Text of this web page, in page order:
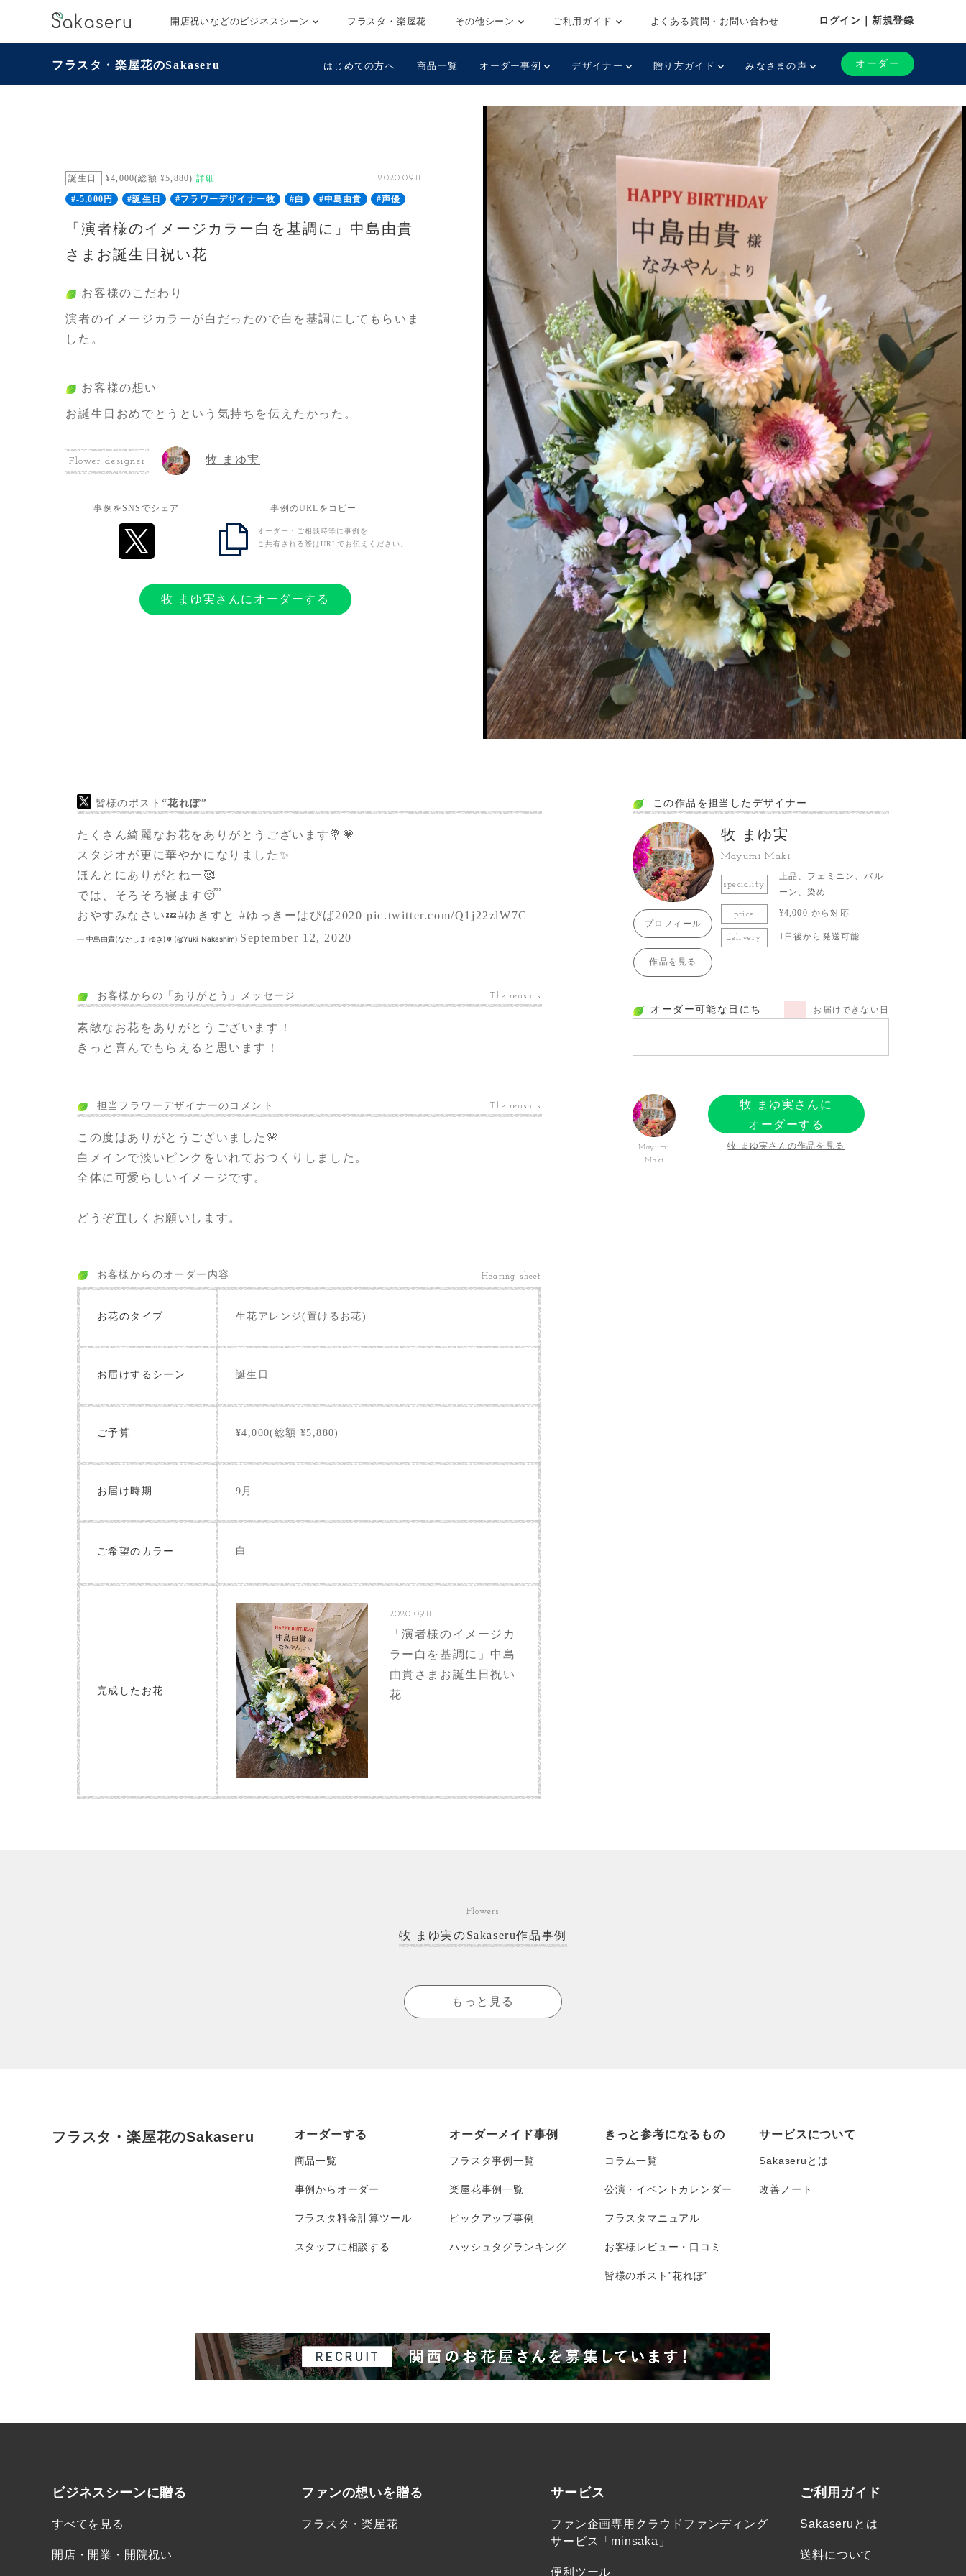
開店祝いなどのビジネスシーン フラスタ・楽屋花 その他シーン ご利用ガイド よくある質問・お問い合わせ ログイン｜新規登録
フラスタ・楽屋花のSakaseru はじめての方へ 商品一覧 オーダー事例 デザイナー 贈り方ガイド みなさまの声 オーダー
誕生日 ¥4,000(総額 ¥5,880) 詳細 2020.09.11
#-5,000円 #誕生日 #フラワーデザイナー牧 #白 #中島由貴 #声優
「演者様のイメージカラー白を基調に」中島由貴
さまお誕生日祝い花
お客様のこだわり
演者のイメージカラーが白だったので白を基調にしてもらいま
した。
お客様の想い
お誕生日おめでとうという気持ちを伝えたかった。
Flower designer 牧 まゆ実
事例をSNSでシェア 事例のURLをコピー
オーダー・ご相談時等に事例を
ご共有される際はURLでお伝えください。
牧 まゆ実さんにオーダーする
皆様のポスト“花れぽ”
たくさん綺麗なお花をありがとうございます💐💗
スタジオが更に華やかになりました✨
ほんとにありがとねー🥰
では、そろそろ寝ます😴
おやすみなさい💤#ゆきすと #ゆっきーはぴば2020 pic.twitter.com/Q1j22zlW7C
— 中島由貴(なかしま ゆき)❄ (@Yuki_Nakashim) September 12, 2020
お客様からの「ありがとう」メッセージ The reasons
素敵なお花をありがとうございます！
きっと喜んでもらえると思います！
担当フラワーデザイナーのコメント The reasons
この度はありがとうございました🌸
白メインで淡いピンクをいれておつくりしました。
全体に可愛らしいイメージです。
どうぞ宜しくお願いします。
お客様からのオーダー内容 Hearing sheet
お花のタイプ 生花アレンジ(置けるお花)
お届けするシーン 誕生日
ご予算 ¥4,000(総額 ¥5,880)
お届け時期 9月
ご希望のカラー 白
完成したお花
2020.09.11
「演者様のイメージカ
ラー白を基調に」中島
由貴さまお誕生日祝い
花
この作品を担当したデザイナー
プロフィール
作品を見る
牧 まゆ実
Mayumi Maki
speciality
上品、フェミニン、バル
ーン、染め
price ¥4,000-から対応
delivery 1日後から発送可能
オーダー可能な日にち お届けできない日
Mayumi
Maki
牧 まゆ実さんに
オーダーする
牧 まゆ実さんの作品を見る
Flowers
牧 まゆ実のSakaseru作品事例
もっと見る
フラスタ・楽屋花のSakaseru オーダーする
商品一覧
事例からオーダー
フラスタ料金計算ツール
スタッフに相談する
オーダーメイド事例
フラスタ事例一覧
楽屋花事例一覧
ピックアップ事例
ハッシュタグランキング
きっと参考になるもの
コラム一覧
公演・イベントカレンダー
フラスタマニュアル
お客様レビュー・口コミ
皆様のポスト”花れぽ”
サービスについて
Sakaseruとは
改善ノート
ビジネスシーンに贈る
すべてを見る
開店・開業・開院祝い
ファンの想いを贈る
フラスタ・楽屋花
サービス
ファン企画専用クラウドファンディング
サービス「minsaka」
便利ツール
ご利用ガイド
Sakaseruとは
送料について